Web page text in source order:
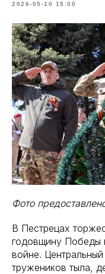
2026-05-10 15:00
Фото
В Пестрецах
годовщину Победы
войне.
тружеников тыла,